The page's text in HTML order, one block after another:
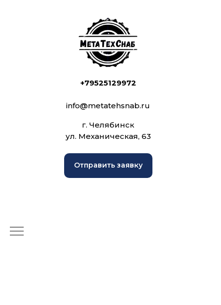
+79525129972
info@metatehsnab.ru
г. Челябинск
ул. Механическая, 63
Отправить заявку